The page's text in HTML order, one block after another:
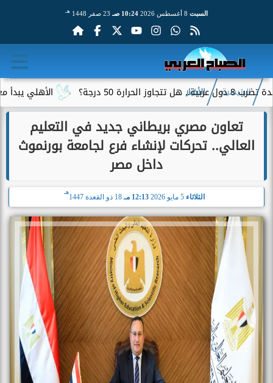
السبت 10:24 صـ 23 صفر 1448 هـ
الأهلي يبدأ معسكر الرئيسية الأخبار
تعاون مصري بريطاني جديد في التعليم
العالي.. تحركات لإنشاء فرع لجامعة بورنموث
داخل مصر
الثلاثاء 5 مايو 2026 12:13 مـ 18 ذو القعدة 1447
هـ